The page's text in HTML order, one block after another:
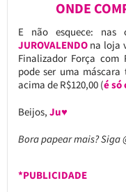
ONDE
E não esquece:
JUROVALENDOna loja
Finalizador Força com
pode ser uma máscara
acima de R$120,00 (é só
Beijos, Ju♥
Bora papear mais? Siga
*PUBLICIDADE